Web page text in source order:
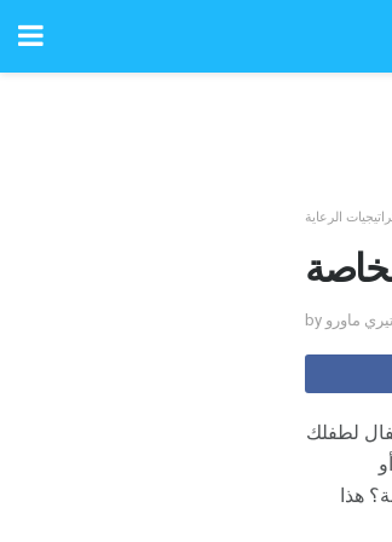
الرعاية
by تيري ماورو
لطفلك
هذا